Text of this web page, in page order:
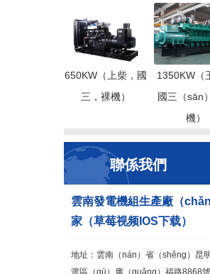
650KW（上柴，國
三，裸機）
1350KW（
國三（sān
機）
聯係我們
雲南發電機組生產廠（
家（草莓视频IOS下载）
地址：雲南（nán）省（shěng）昆
渡區（qū）廣（guǎng）福路8868